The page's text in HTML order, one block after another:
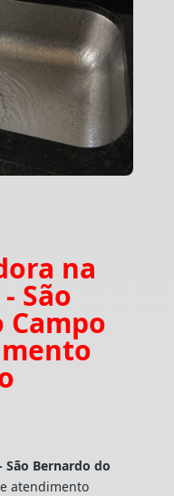
na
São
Campo
Bernardo do
atendimento